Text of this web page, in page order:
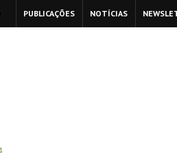
PUBLICAÇÕES NOTÍCIAS